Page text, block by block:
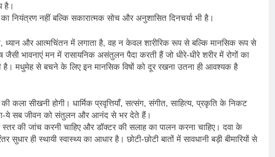
है।
नियंत्रण नहीं बल्कि सकारात्मक सोच और अनुशासित दिनचर्या भी है।
ध्यान और आत्मचिंतन में लगाता है, वह न केवल शारीरिक रूप से बल्कि मानसिक रूप से
जैसी भावनाएं मन में रासायनिक असंतुलन पैदा करती हैं जो धीरे-धीरे शरीर में रोगों का
है। मधुमेह से बचने के लिए इन मानसिक विषों को दूर रखना उतना ही आवश्यक है
सीखनी होगी। धार्मिक प्रवृत्तियाँ, सत्संग, संगीत, साहित्य, प्रकृति के निकट
ये सब जीवन को संतुलन और आनंद से भर देते हैं।
की जांच करनी चाहिए और डॉक्टर की सलाह का पालन करना चाहिए। दवा के
ही स्थायी स्वास्थ्य का आधार है। छोटी-छोटी बातों में सावधानी बड़ी बीमारियों से